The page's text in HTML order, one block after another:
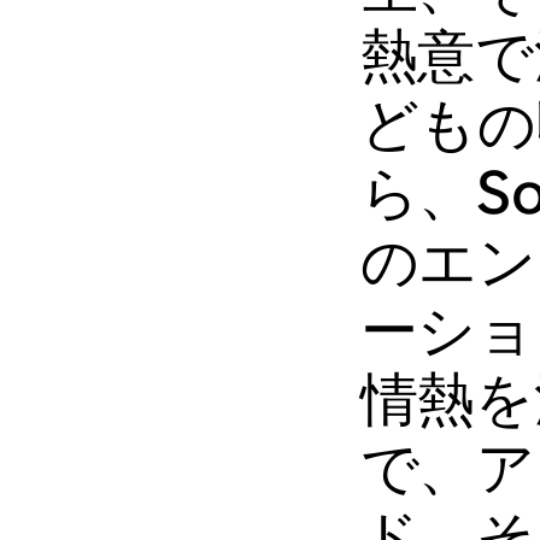
熱意
ども
ら、
のエ
ーシ
情熱
で、